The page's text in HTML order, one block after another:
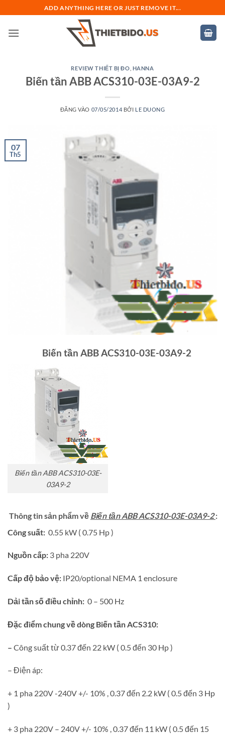
qua
nội
ADD ANYTHING HERE OR JUST REMOVE IT...
REVIEW THIẾT BỊ ĐO HANNA
Biến tần ABB ACS310-03E-03A9-2
ĐĂNG VÀO 07/05/2014 BỞI LE DUONG
07
Th5
Biến tần ABB ACS310-03E-03A9-2
Biến tần ABB ACS310-03E-
03A9-2
Thông tin sản phẩm về Biến tần ABB ACS310-03E-03A9-2:
Công suất: 0.55 kW ( 0.75 Hp )
Nguồn cấp: 3 pha 220V
Cấp độ bảo vệ: IP20/optional NEMA 1 enclosure
Dải tần số điều chỉnh: 0 – 500 Hz
Đặc điểm chung về dòng Biến tần ACS310:
– Công suất từ 0.37 đến 22 kW ( 0.5 đến 30 Hp )
– Điện áp:
+ 1 pha 220V -240V +/- 10% , 0.37 đến 2.2 kW ( 0.5 đến 3 Hp
)
+ 3 pha 220V – 240V +/- 10% , 0.37 đến 11 kW ( 0.5 đến 15